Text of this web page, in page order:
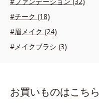
#チーク (18)
#眉メイク (24)
#メイクブラシ (3)
お買いものはこちら